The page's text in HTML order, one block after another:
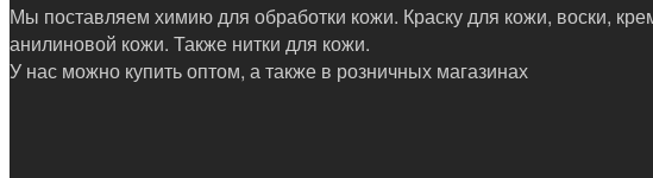
Мы поставляем химию для обработки кожи. Краску для кожи, воски,
анилиновой кожи. Также нитки для кожи.
У нас можно купить оптом, а также в розничных магазинах